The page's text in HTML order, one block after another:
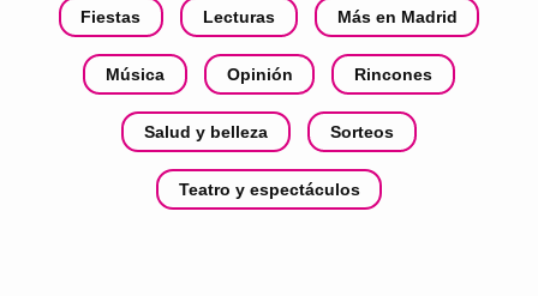
Fiestas Lecturas Más en Madrid
Música Opinión Rincones
Salud y belleza Sorteos
Teatro y espectáculos